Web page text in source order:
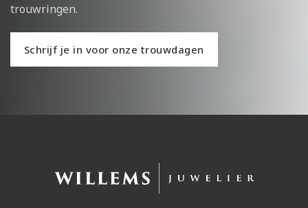
trouwringen.
Schrijf je in voor onze trouwdagen